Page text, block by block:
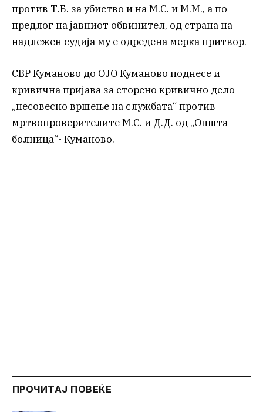
против Т.Б. за убиство и на М.С. и М.М., а по
предлог на јавниот обвинител, од страна на
надлежен судија му е одредена мерка притвор.
СВР Куманово до ОЈО Куманово поднесе и
кривична пријава за сторено кривично дело
„несовесно вршење на службата“ против
мртвопроверителите М.С. и Д.Д. од „Општа
болница“- Куманово.
ПРОЧИТАЈ ПОВЕЌЕ